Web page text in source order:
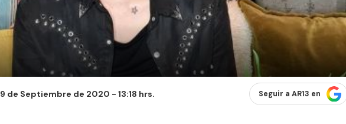
9 de Septiembre de 2020 - 13:18 hrs. Seguir a AR13 en